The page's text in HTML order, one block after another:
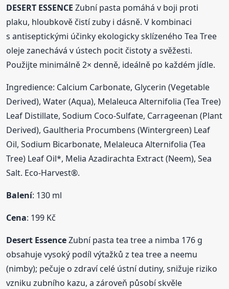
DESERT ESSENCE Zubní pasta pomáhá v boji proti
plaku, hloubkově čistí zuby i dásně. V kombinaci
s antiseptickými účinky ekologicky sklízeného Tea Tree
oleje zanechává v ústech pocit čistoty a svěžesti.
Použijte minimálně 2× denně, ideálně po každém jídle.
Ingredience: Calcium Carbonate, Glycerin (Vegetable
Derived), Water (Aqua), Melaleuca Alternifolia (Tea Tree)
Leaf Distillate, Sodium Coco-Sulfate, Carrageenan (Plant
Derived), Gaultheria Procumbens (Wintergreen) Leaf
Oil, Sodium Bicarbonate, Melaleuca Alternifolia (Tea
Tree) Leaf Oil*, Melia Azadirachta Extract (Neem), Sea
Salt. Eco-Harvest®.
Balení: 130 ml
Cena: 199 Kč
Desert EssenceZubní pasta tea tree a nimba 176 g
obsahuje vysoký podíl výtažků z tea tree a neemu
(nimby); pečuje o zdraví celé ústní dutiny, snižuje riziko
vzniku zubního kazu, a zároveň působí skvěle